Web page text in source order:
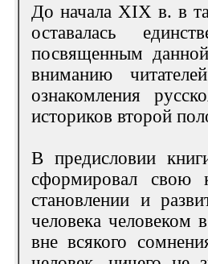
До начала XIX в. в
оставалась
посвященным
вниманию
ознакомления
историков второй
В предисловии
сформировал свою
становлении и
человека человеком
вне всякого